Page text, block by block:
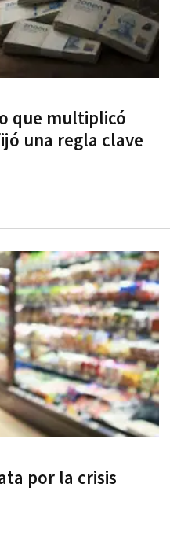
que multiplicó
una regla clave
por la crisis